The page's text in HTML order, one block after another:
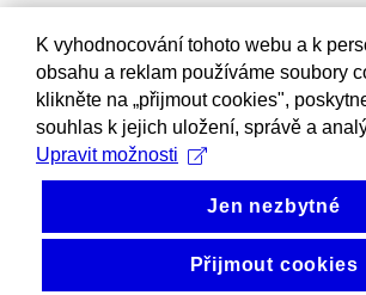
K vyhodnocování tohoto webu a k
obsahu a reklam používáme soubory
klikněte na „přijmout cookies",
souhlas k jejich uložení, správě a
Upravit možnosti
Jen nezbytné
Přijmout cookies